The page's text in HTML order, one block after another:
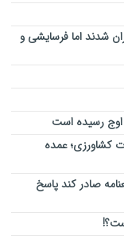
طلا و دلار گران شدند اما فرسایشی و
رسیده است
کشاورزی؛ عمده
صادر کند پاسخ